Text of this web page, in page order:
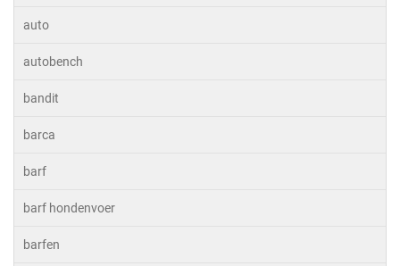
auto
autobench
bandit
barca
barf
barf hondenvoer
barfen